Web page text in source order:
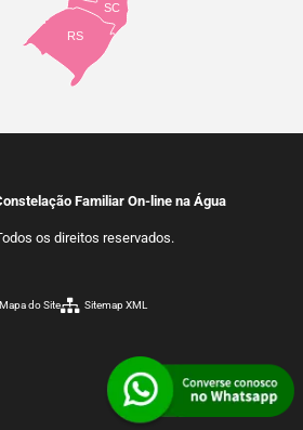
SC
RS
Familiar On-line na Água
os direitos reservados.
Mapa do Site Sitemap XML